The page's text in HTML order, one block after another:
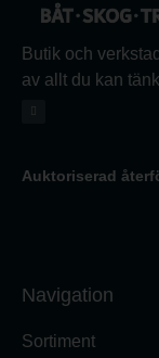
Butik och
av allt du kan
Auktoriserad
Navigation
Sortiment